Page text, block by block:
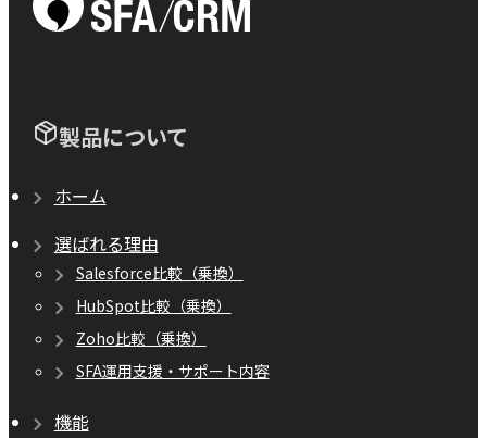
製品について
ホーム
選ばれる理由
Salesforce比較（乗換）
HubSpot比較（乗換）
Zoho比較（乗換）
SFA運用支援・サポート内容
機能